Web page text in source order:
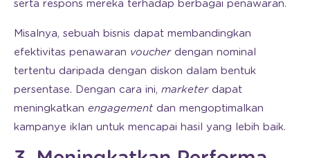
serta respons mereka terhadap berbagai penawaran.
Misalnya, sebuah bisnis dapat membandingkan
efektivitas penawaran voucherdengan nominal
tertentu daripada dengan diskon dalam bentuk
persentase. Dengan cara ini, marketerdapat
meningkatkan engagementdan mengoptimalkan
kampanye iklan untuk mencapai hasil yang lebih baik.